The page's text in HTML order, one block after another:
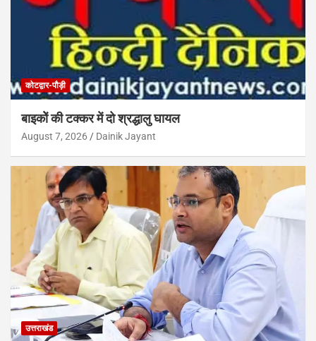
कोटद्वार-पौड़ी
बाइकोें की टक्कर में दो श्रद्धालु घायल
August 7, 2026 Dainik Jayant
उत्तराखंड